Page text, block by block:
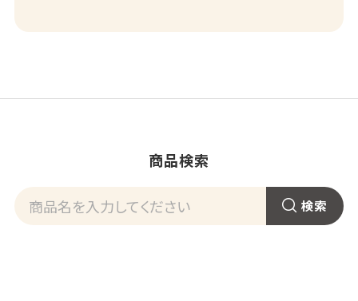
商品検索